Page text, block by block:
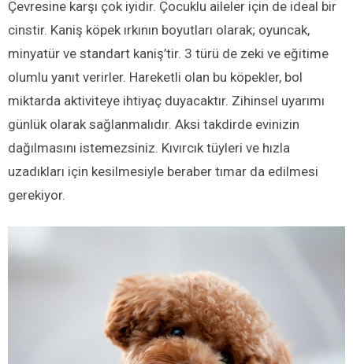
Çevresine karşı çok iyidir. Çocuklu aileler için de ideal bir
cinstir. Kaniş köpek ırkının boyutları olarak; oyuncak,
minyatür ve standart kaniş’tir. 3 türü de zeki ve eğitime
olumlu yanıt verirler. Hareketli olan bu köpekler, bol
miktarda aktiviteye ihtiyaç duyacaktır. Zihinsel uyarımı
günlük olarak sağlanmalıdır. Aksi takdirde evinizin
dağılmasını istemezsiniz. Kıvırcık tüyleri ve hızla
uzadıkları için kesilmesiyle beraber tımar da edilmesi
gerekiyor.